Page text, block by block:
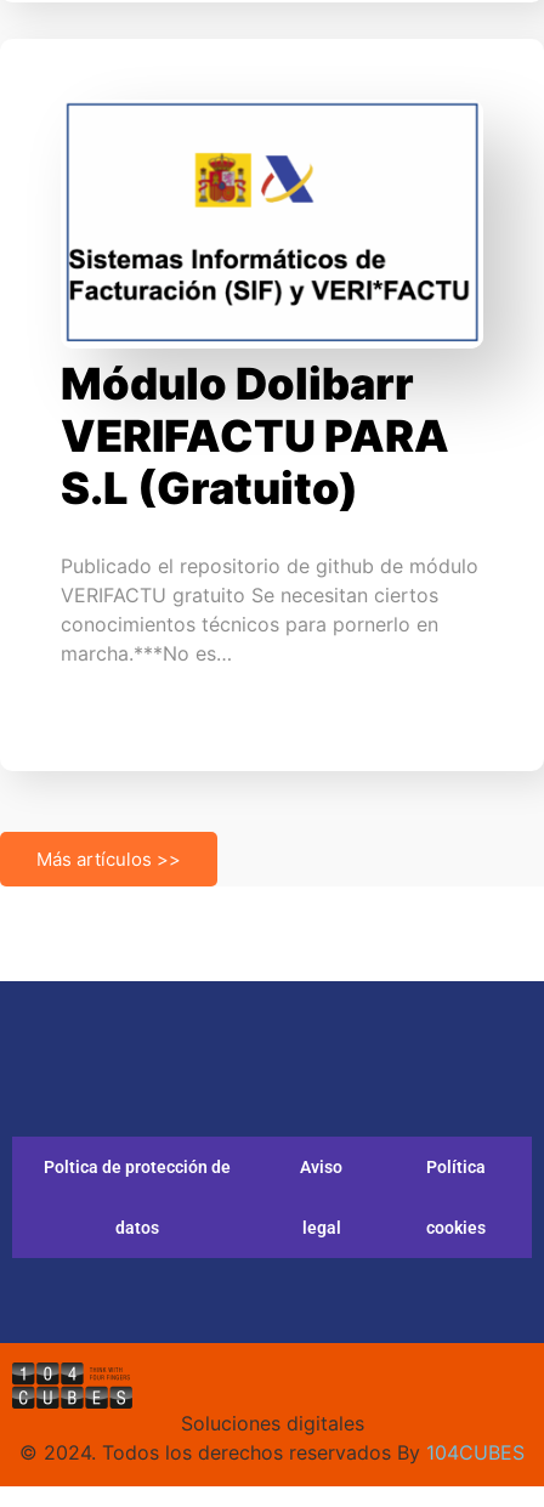
Módulo Dolibarr
VERIFACTU PARA
S.L (Gratuito)
Publicado el repositorio de github de módulo
VERIFACTU gratuito Se necesitan ciertos
conocimientos técnicos para pornerlo en
marcha.***No es…
Más artículos >>
Poltica de protección de
datos
Aviso
legal
Política
cookies
Soluciones digitales
© 2024. Todos los derechos reservados By 104CUBES